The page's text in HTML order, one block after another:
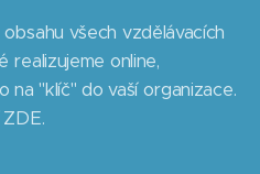
všech vzdělávacích
online,
"klíč" do vaší organizace.